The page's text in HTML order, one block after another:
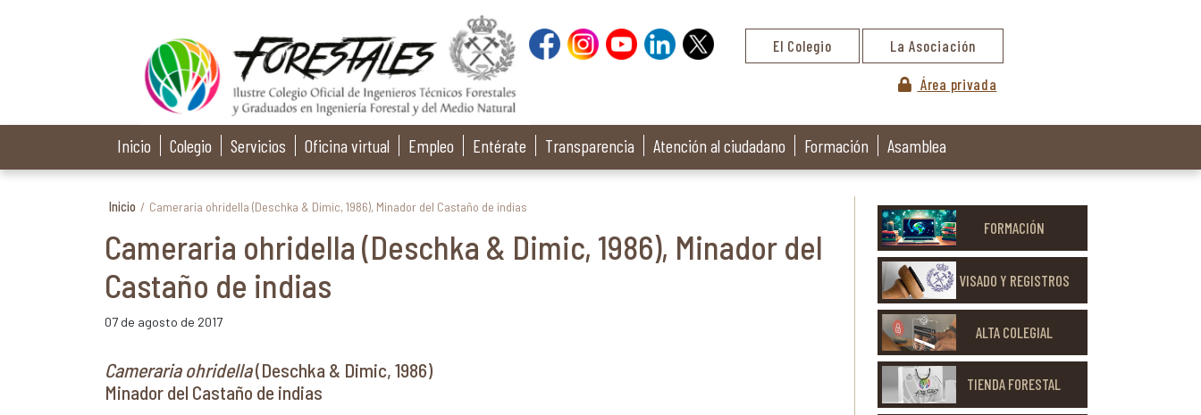
El Colegio La Asociación
Área privada
Inicio Colegio Servicios Oficina virtual Empleo Entérate Transparencia Atención al ciudadano Formación Asamblea
Inicio / Cameraria ohridella (Deschka & Dimic, 1986), Minador del Castaño de indias
Cameraria ohridella (Deschka & Dimic, 1986), Minador del
Castaño de indias
07 de agosto de 2017
Cameraria ohridella(Deschka & Dimic, 1986)
Minador del Castaño de indias
FORMACIÓN
VISADO Y REGISTROS
ALTA COLEGIAL
TIENDA FORESTAL